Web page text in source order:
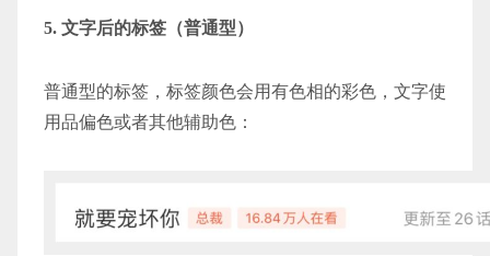
5. 文字后的标签（普通型）
普通型的标签，标签颜色会用有色相的彩色，文字使
用品偏色或者其他辅助色：